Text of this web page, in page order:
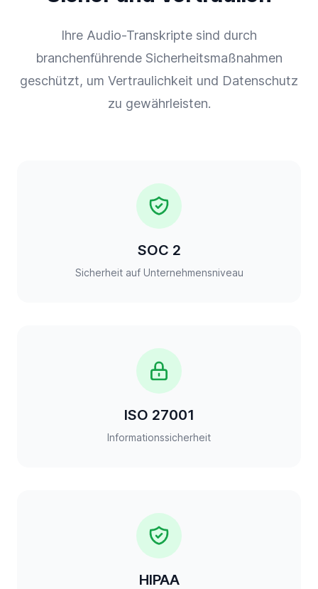
Ihre Audio-Transkripte sind durch
branchenführende Sicherheitsmaßnahmen
geschützt, um Vertraulichkeit und Datenschutz
zu gewährleisten.
SOC 2
Sicherheit auf Unternehmensniveau
ISO 27001
Informationssicherheit
HIPAA